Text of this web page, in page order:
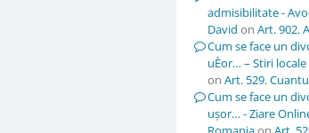
admisibilitate -
David on Art. 902.
Cum se face un
uÈor… – Stiri
on Art. 529.
Cum se face un
ușor… - Ziare